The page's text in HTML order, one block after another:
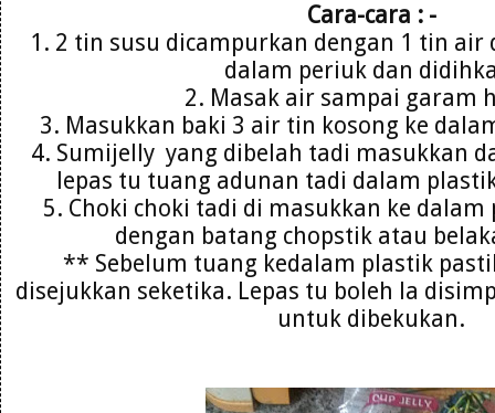
Cara-cara : -
1. 2 tin susu dicampurkan dengan 1 tin air
dalam periuk dan
2. Masak air sampai garam
3. Masukkan baki 3 air tin kosong ke
4. Sumijelly yang dibelah tadi masukkan
lepas tu tuang adunan tadi dalam
5. Choki choki tadi di masukkan ke
dengan batang chopstik atau
** Sebelum tuang kedalam plastik
disejukkan seketika. Lepas tu boleh la
untuk dibekukan.